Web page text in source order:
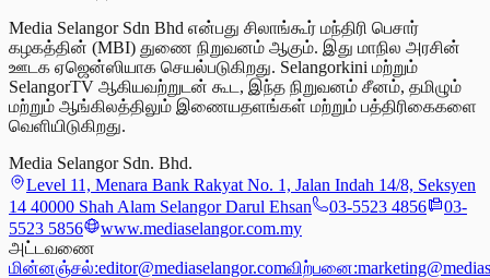
Media Selangor Sdn Bhd என்பது சிலாங்கூர் மந்திரி பெசார்
கழகத்தின் (MBI) துணை நிறுவனம் ஆகும். இது மாநில அரசின்
ஊடக ஏஜென்ஸியாக செயல்படுகிறது. Selangorkini மற்றும்
SelangorTV ஆகியவற்றுடன் கூட, இந்த நிறுவனம் சீனம், தமிழும்
மற்றும் ஆங்கிலத்திலும் இணையதளங்கள் மற்றும் பத்திரிகைகளை
வெளியிடுகிறது.
Media Selangor Sdn. Bhd.
Level 11, Menara Bank Rakyat No. 1, Jalan Indah 14/8, Seksyen
14 40000 Shah Alam Selangor Darul Ehsan
03-5523 4856
03-
5523 5856
www.mediaselangor.com.my
அட்டவணை
மின்னஞ்சல்:editor@mediaselangor.comவிற்பனை: